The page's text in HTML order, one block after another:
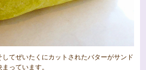
てぜいたくにカットされたバターがサンド
っています。